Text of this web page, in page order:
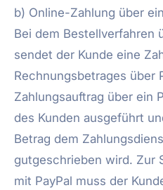
b) Online-Zahlung über
Bei dem Bestellverfahren
sendet der Kunde eine
Rechnungsbetrages über
Zahlungsauftrag über ein
des Kunden ausgeführt
Betrag dem
gutgeschrieben wird. Zur
mit PayPal muss der